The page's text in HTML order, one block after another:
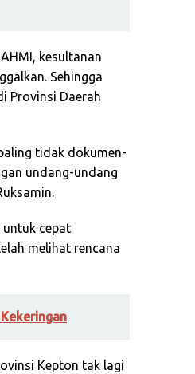
kesultanan
Sehingga
Provinsi Daerah
tidak dokumen-
undang-undang
untuk cepat
melihat rencana
Kepton tak lagi